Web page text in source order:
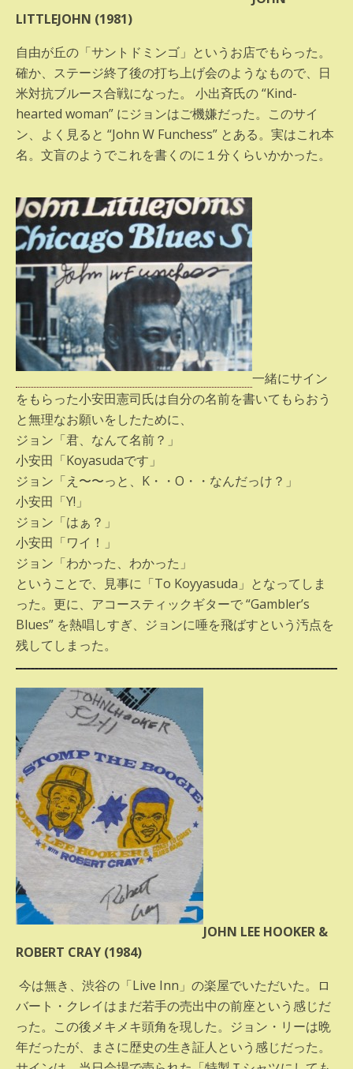
LITTLEJOHN (1981)
自由が丘の「サントドミンゴ」というお店でもらった。
確か、ステージ終了後の打ち上げ会のようなもので、日
米対抗ブルース合戦になった。 小出斉氏の “Kind-
hearted woman” にジョンはご機嫌だった。このサイ
ン、よく見ると “John W Funchess” とある。実はこれ本
名。文盲のようでこれを書くのに１分くらいかかった。
一緒にサイン
をもらった小安田憲司氏は自分の名前を書いてもらおう
と無理なお願いをしたために、
ジョン「君、なんて名前？」
小安田「Koyasudaです」
ジョン「え〜〜っと、K・・O・・なんだっけ？」
小安田「Y!」
ジョン「はぁ？」
小安田「ワイ！」
ジョン「わかった、わかった」
ということで、見事に「To Koyyasuda」となってしま
った。更に、アコースティックギターで “Gambler’s
Blues” を熱唱しすぎ、ジョンに唾を飛ばすという汚点を
残してしまった。
JOHN LEE HOOKER &
ROBERT CRAY (1984)
今は無き、渋谷の「Live Inn」の楽屋でいただいた。ロ
バート・クレイはまだ若手の売出中の前座という感じだ
った。この後メキメキ頭角を現した。ジョン・リーは晩
年だったが、まさに歴史の生き証人という感じだった。